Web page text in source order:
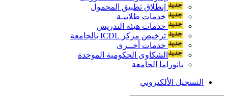
إنطلاق تطبيق المحمول
خدمات طلابيـة
خدمات هيئة التدريس
ترخيص مركز ICDL بالجامعة
خدمات أخــرى
الشكاوى الحكومية الموحدة
بانوراما الجامعة
التسجيل الألكتروني